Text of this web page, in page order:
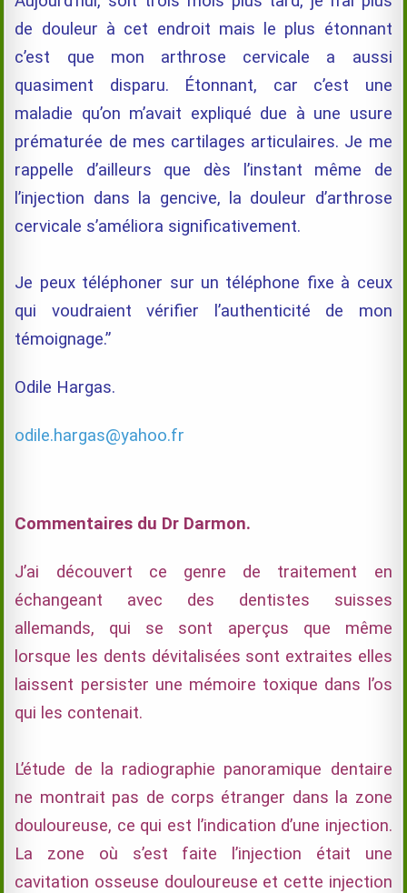
de douleur à cet endroit mais le plus étonnant
c’est que mon arthrose cervicale a aussi
quasiment disparu. Étonnant, car c’est une
maladie qu’on m’avait expliqué due à une usure
prématurée de mes cartilages articulaires. Je me
rappelle d’ailleurs que dès l’instant même de
l’injection dans la gencive, la douleur d’arthrose
cervicale s’améliora significativement.
Je peux téléphoner sur un téléphone fixe à ceux
qui voudraient vérifier l’authenticité de mon
témoignage.”
Odile Hargas.
odile.hargas@yahoo.fr
Commentaires du Dr Darmon.
J’ai découvert ce genre de traitement en
échangeant avec des dentistes suisses
allemands, qui se sont aperçus que même
lorsque les dents dévitalisées sont extraites elles
laissent persister une mémoire toxique dans l’os
qui les contenait.
L’étude de la radiographie panoramique dentaire
ne montrait pas de corps étranger dans la zone
douloureuse, ce qui est l’indication d’une injection.
La zone où s’est faite l’injection était une
cavitation osseuse douloureuse et cette injection